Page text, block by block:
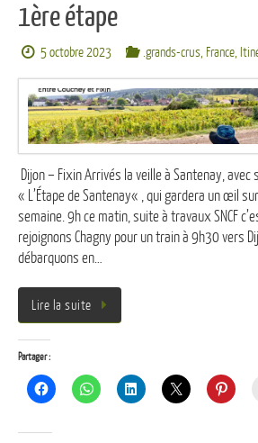
1ère étape
5 octobre 2023 .grands-crus, France,
Dijon – Fixin Arrivés la veille à Santenay, avec
« L’Étape de Santenay« , qui gardera un œil
semaine. 9h ce matin, suite à travaux SNCF
rejoignons Chagny pour un train à 9h30 vers
débarquons en…
Lire la suite
Partager :